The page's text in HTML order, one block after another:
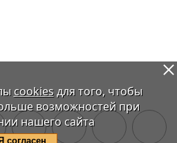
cookiesдля того, чтобы
возможностей при
нашего сайта